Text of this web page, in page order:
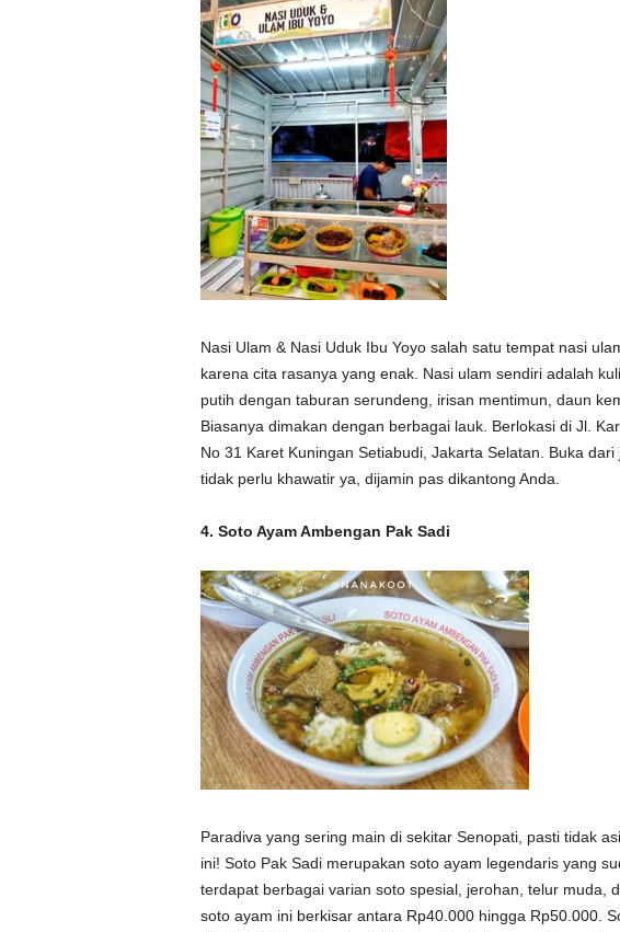
Nasi Ulam & Nasi Uduk Ibu Yoyo salah satu tempat nasi
karena cita rasanya yang enak. Nasi ulam sendiri adalah
putih dengan taburan serundeng, irisan mentimun, daun
Biasanya dimakan dengan berbagai lauk. Berlokasi di Jl.
No 31 Karet Kuningan Setiabudi, Jakarta Selatan. Buka
tidak perlu khawatir ya, dijamin pas dikantong Anda.
4. Soto Ayam Ambengan Pak Sadi
Paradiva yang sering main di sekitar Senopati, pasti tidak
ini! Soto Pak Sadi merupakan soto ayam legendaris yang
terdapat berbagai varian soto spesial, jerohan, telur muda,
soto ayam ini berkisar antara Rp40.000 hingga Rp50.000.